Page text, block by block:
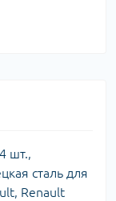
шт.,
сталь для
Renault